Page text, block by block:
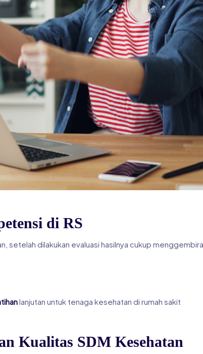
di RS
setelah dilakukan evaluasi hasilnya cukup
lanjutan untuk tenaga kesehatan di rumah sakit
Kualitas SDM Kesehatan